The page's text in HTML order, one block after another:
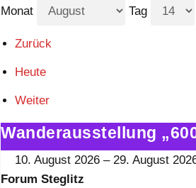
Monat Tag
Zurück
Heute
Weiter
Wanderausstellung
„600
Akkordeons"
Wanderausstellung
10. August 2026 –29. August
Forum Steglitz